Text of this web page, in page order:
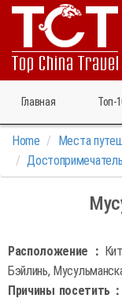
Главная
Home Места
Расположение：
Бэйлинь,
Причины посетить